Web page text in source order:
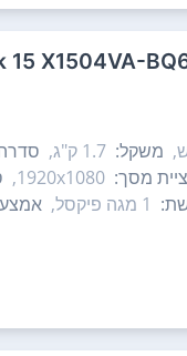
משקל: 1.7 ק"ג,
מסך: 1920x1080,
1 מגה פיקסל,